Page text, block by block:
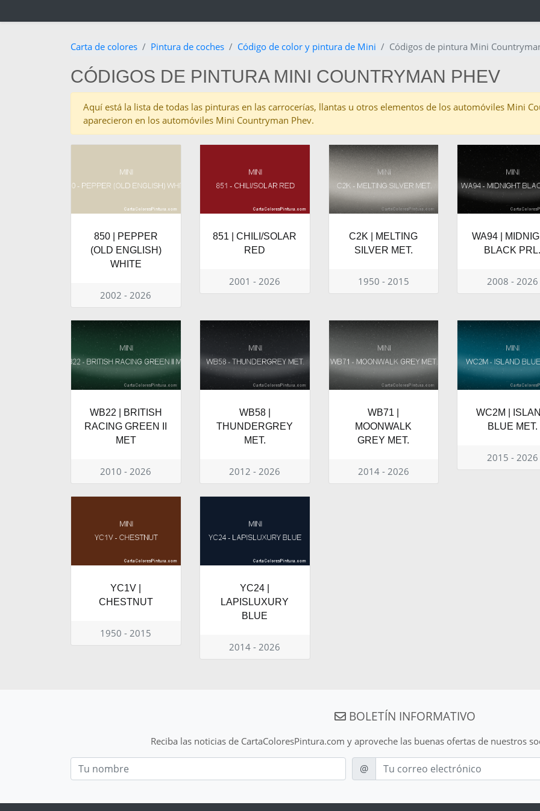
Carta de colores Pintura de coches Código de color y pintura de Mini Códigos de pintura Mini
CÓDIGOS DE PINTURA MINI COUNTRYMAN PHEV
Aquí está la lista de todas las pinturas en las carrocerías, llantas u otros elementos de los automóviles Mini
aparecieron en los automóviles Mini Countryman Phev.
850 | PEPPER
(OLD ENGLISH)
WHITE
2002 - 2026
851 | CHILI/SOLAR
RED
2001 - 2026
C2K | MELTING
SILVER MET.
1950 - 2015
WA94 |
BLACK
2008 - 2026
WB22 | BRITISH
RACING GREEN II
MET
2010 - 2026
WB58 |
THUNDERGREY
MET.
2012 - 2026
WB71 |
MOONWALK
GREY MET.
2014 - 2026
WC2M |
BLUE MET.
2015 - 2026
YC1V |
CHESTNUT
1950 - 2015
YC24 |
LAPISLUXURY
BLUE
2014 - 2026
BOLETÍN INFORMATIVO
Reciba las noticias de CartaColoresPintura.com y aproveche las buenas ofertas de nuestros
Nom
E-mail
@